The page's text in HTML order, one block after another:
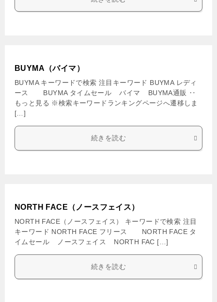
BUYMA（バイマ）
BUYMA キーワードで検索 注目キーワード BUYMA レディ
ース BUYMA タイムセール バイマ BUYMA通販 ‥
もっと見る ※検索キーワードランキングページへ遷移しま
[…]
続きを読む
NORTH FACE（ノースフェイス）
NORTH FACE（ノースフェイス） キーワードで検索 注目
キーワード NORTH FACE フリース NORTH FACE タ
イムセール ノースフェイス NORTH FAC […]
続きを読む